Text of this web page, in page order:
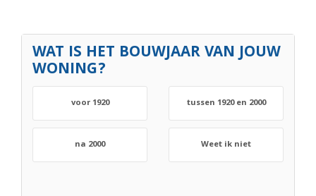
WAT IS HET BOUWJAAR VAN JOUW
WONING?
voor 1920 tussen 1920 en 2000
na 2000 Weet ik niet